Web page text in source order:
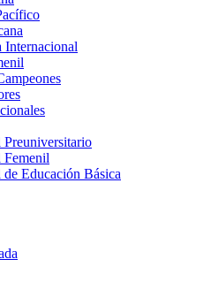
Internacional
Femenil
Educación Básica